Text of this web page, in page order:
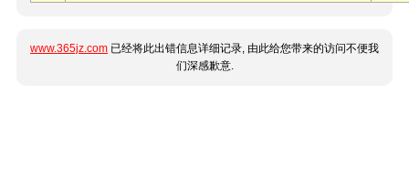
www.365jz.com 已经将此出错信息详细记录, 由此给您带来的访问不便我
们深感歉意.